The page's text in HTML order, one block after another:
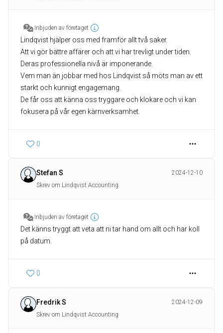
Inbjuden av företaget
Lindqvist hjälper oss med framför allt två saker.
Att vi gör bättre affärer och att vi har trevligt under tiden.
Deras professionella nivå är imponerande.
Vem man än jobbar med hos Lindqvist så möts man av ett
starkt och kunnigt engagemang.
De får oss att känna oss tryggare och klokare och vi kan
fokusera på vår egen kärnverksamhet.
0
Stefan S
2024-12-10
Skrev om Lindqvist Accounting
Inbjuden av företaget
Det känns tryggt att veta att ni tar hand om allt och har koll
på datum.
0
Fredrik S
2024-12-09
Skrev om Lindqvist Accounting